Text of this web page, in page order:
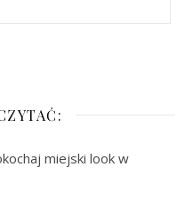
miejski look w